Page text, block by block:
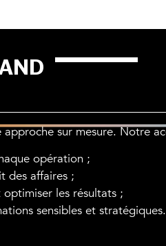
sur mesure. Notre
opération ;
des affaires ;
les résultats ;
sensibles et stratégiques.